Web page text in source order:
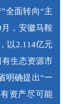
全面转向“主
，安徽马鞍
以2.114亿元
生态资源市
明确提出“一
资产尽可能